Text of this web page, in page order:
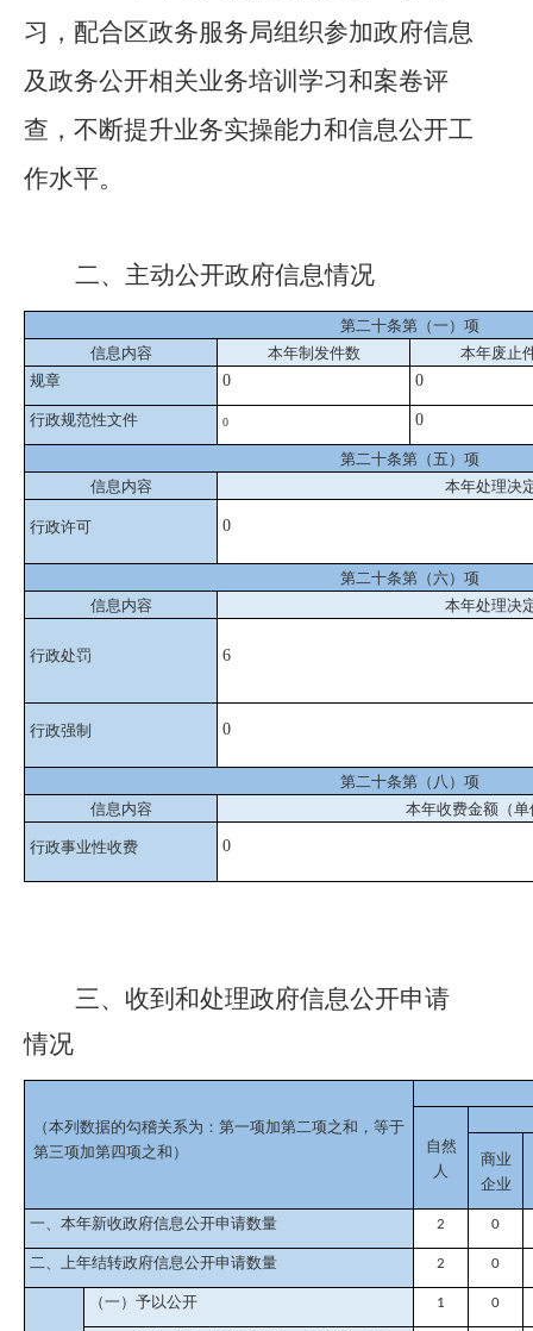
习，配合区政务服务局组织参加政府信息
及政务公开相关业务培训学习和案卷评
查，不断提升业务实操能力和信息公开工
作水平。
二、主动公开政府信息情况
第二十条第（一）项
信息内容
本年制发件数
本年废止
规章
0 0
行政规范性文件 0 0
第二十条第（五）项
信息内容
本年处理决
行政许可 0
第二十条第（六）项
信息内容
本年处理决
行政处罚 6
行政强制 0
第二十条第（八）项
信息内容
本年收费金额（
行政事业性收费 0
三、 收到和处理政府信息公开申请
情况
（本列数据的勾稽关系为：第一项加第二项之和，等于
第三项加第四项之和）
自然
人
商业
企业
一、本年新收政府信息公开申请数量 2 0
二、上年结转政府信息公开申请数量 2 0
（一）予以公开 1 0